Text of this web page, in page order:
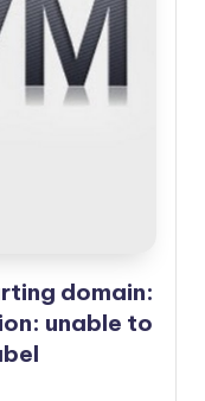
domain:
unable to